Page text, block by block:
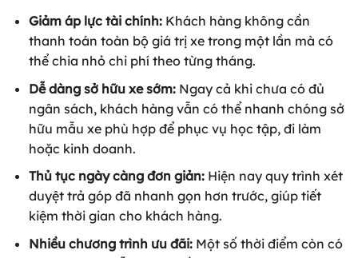
Giảm áp lực tài chính: Khách hàng không cần
thanh toán toàn bộ giá trị xe trong một lần mà có
thể chia nhỏ chi phí theo từng tháng.
Dễ dàng sở hữu xe sớm: Ngay cả khi chưa có đủ
ngân sách, khách hàng vẫn có thể nhanh chóng sở
hữu mẫu xe phù hợp để phục vụ học tập, đi làm
hoặc kinh doanh.
Thủ tục ngày càng đơn giản: Hiện nay quy trình xét
duyệt trả góp đã nhanh gọn hơn trước, giúp tiết
kiệm thời gian cho khách hàng.
Nhiều chương trình ưu đãi: Một số thời điểm còn có